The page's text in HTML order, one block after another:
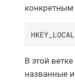
В этой
названные